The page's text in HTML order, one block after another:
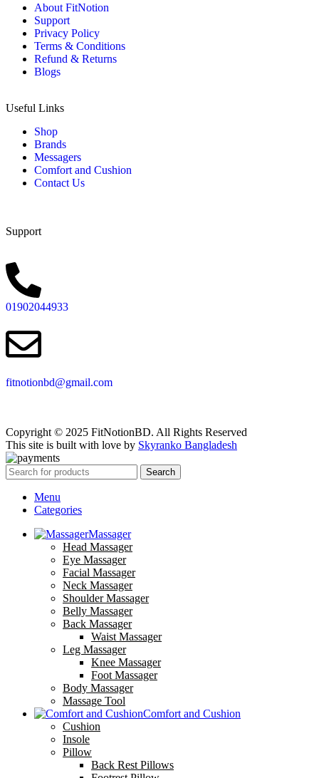
About FitNotion
Support
Privacy Policy
Terms & Conditions
Refund & Returns
Blogs
Useful Links
Shop
Brands
Messagers
Comfort and Cushion
Contact Us
Support
01902044933
fitnotionbd@gmail.com
Copyright © 2025 FitNotionBD. All Rights Reserved
This site is built with love by Skyranko Bangladesh
Search
Menu
Categories
Massager
Head Massager
Eye Massager
Facial Massager
Neck Massager
Shoulder Massager
Belly Massager
Back Massager
Waist Massager
Leg Massager
Knee Massager
Foot Massager
Body Massager
Massage Tool
Comfort and Cushion
Cushion
Insole
Pillow
Back Rest Pillows